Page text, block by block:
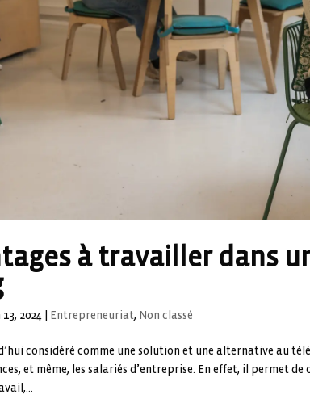
à travailler dans
13, 2024 Entrepreneuriat, Non classé
considéré comme une solution et une alternative au
et même, les salariés d’entreprise. En effet, il permet